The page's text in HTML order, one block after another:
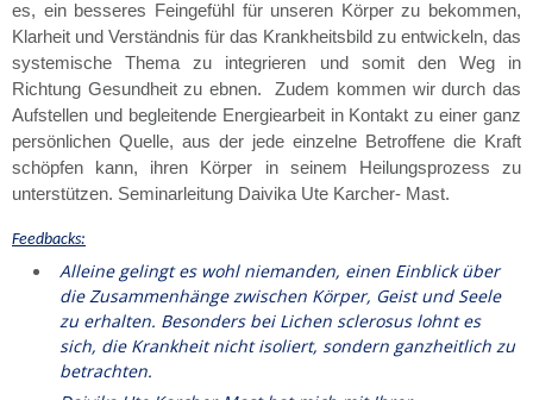
es, ein besseres Feingefühl für unseren Körper zu bekommen,
Klarheit und Verständnis für das Krankheitsbild zu entwickeln, das
systemische Thema zu integrieren und somit den Weg in
Richtung Gesundheit zu ebnen. Zudem kommen wir durch das
Aufstellen und begleitende Energiearbeit in Kontakt zu einer ganz
persönlichen Quelle, aus der jede einzelne Betroffene die Kraft
schöpfen kann, ihren Körper in seinem Heilungsprozess zu
unterstützen. Seminarleitung Daivika Ute Karcher- Mast.
Feedbacks:
Alleine gelingt es wohl niemanden, einen Einblick über
die Zusammenhänge zwischen Körper, Geist und Seele
zu erhalten. Besonders bei Lichen sclerosus lohnt es
sich, die Krankheit nicht isoliert, sondern ganzheitlich zu
betrachten.